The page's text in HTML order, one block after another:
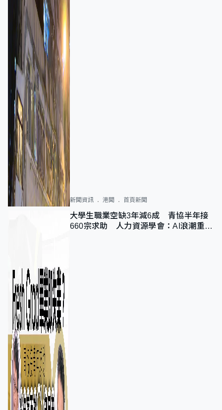
新聞資訊 港聞 首頁新聞
大學生職業空缺3年減6成 青協半年接
660宗求助 人力資源學會：AI浪潮重整